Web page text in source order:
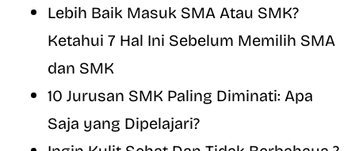
Lebih Baik Masuk SMA Atau SMK?
Ketahui 7 Hal Ini Sebelum Memilih SMA
dan SMK
10 Jurusan SMK Paling Diminati: Apa
Saja yang Dipelajari?